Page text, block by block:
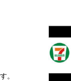
。